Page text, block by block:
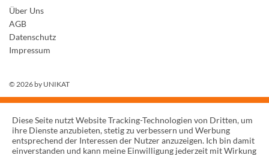
Über Uns
AGB
Datenschutz
Impressum
© 2026 by UNIKAT
Diese Seite nutzt Website Tracking-Technologien von Dritten, um
ihre Dienste anzubieten, stetig zu verbessern und Werbung
entsprechend der Interessen der Nutzer anzuzeigen. Ich bin damit
einverstanden und kann meine Einwilligung jederzeit mit Wirkung